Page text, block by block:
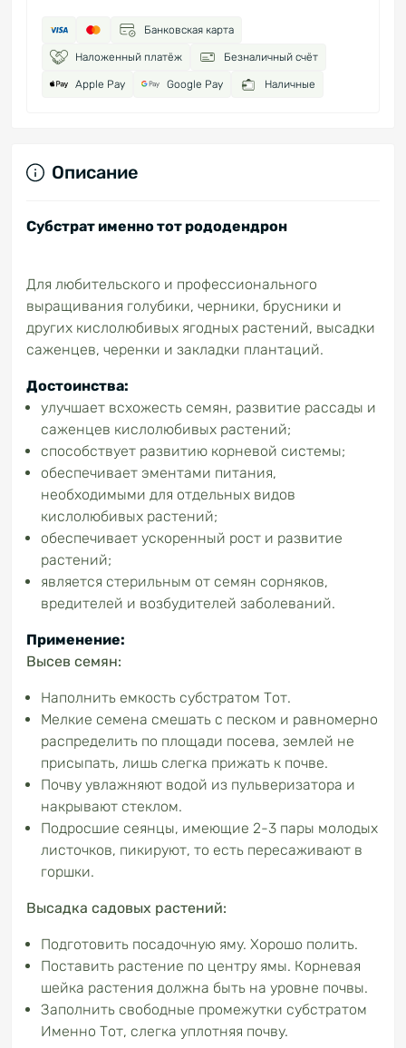
Банковская карта
Наложенный платёж Безналичный счёт
Apple Pay Google Pay Наличные
Описание
Субстрат именно тот рододендрон
Для любительского и профессионального
выращивания голубики, черники, брусники и
других кислолюбивых ягодных растений, высадки
саженцев, черенки и закладки плантаций.
Достоинства:
улучшает всхожесть семян, развитие рассады и
саженцев кислолюбивых растений;
способствует развитию корневой системы;
обеспечивает эментами питания,
необходимыми для отдельных видов
кислолюбивых растений;
обеспечивает ускоренный рост и развитие
растений;
является стерильным от семян сорняков,
вредителей и возбудителей заболеваний.
Применение:
Высев семян:
Наполнить емкость субстратом Тот.
Мелкие семена смешать с песком и равномерно
распределить по площади посева, землей не
присыпать, лишь слегка прижать к почве.
Почву увлажняют водой из пульверизатора и
накрывают стеклом.
Подросшие сеянцы, имеющие 2-3 пары молодых
листочков, пикируют, то есть пересаживают в
горшки.
Высадка садовых растений:
Подготовить посадочную яму. Хорошо полить.
Поставить растение по центру ямы. Корневая
шейка растения должна быть на уровне почвы.
Заполнить свободные промежутки субстратом
Именно Тот, слегка уплотняя почву.